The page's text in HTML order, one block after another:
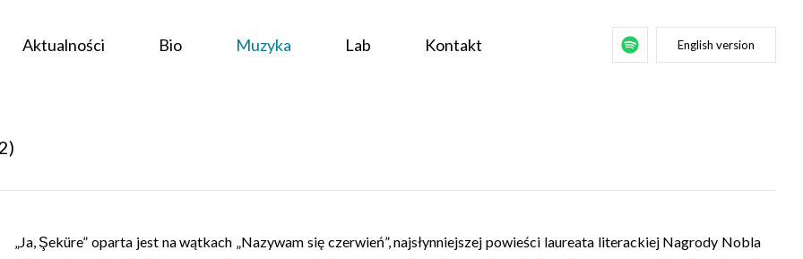
Aktualności Bio Muzyka Lab Kontakt English version
„Ja, Şeküre” oparta jest na wątkach „Nazywam się czerwień”, najsłynniejszej powieści laureata literackiej Nagrody Nobla